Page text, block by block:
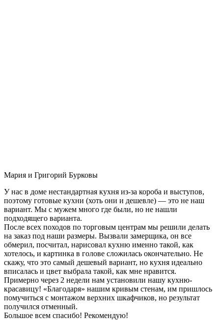
Мария и Григорий Бурковы
У нас в доме нестандартная кухня из-за короба и выступов,
поэтому готовые кухни (хоть они и дешевле) — это не наш
вариант. Мы с мужем много где были, но не нашли
подходящего варианта.
После всех походов по торговым центрам мы решили делать
на заказ под наши размеры. Вызвали замерщика, он все
обмерил, посчитал, нарисовал кухню именно такой, как
хотелось, и картинка в голове сложилась окончательно. Не
скажу, что это самый дешевый вариант, но кухня идеально
вписалась и цвет выбрала такой, как мне нравится.
Примерно через 2 недели нам установили нашу кухню-
красавицу! «Благодаря» нашим кривым стенам, им пришлось
помучиться с монтажом верхних шкафчиков, но результат
получился отменный.
Большое всем спасибо! Рекомендую!